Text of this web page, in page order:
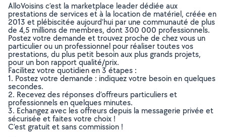
AlloVoisins c’est la marketplace leader dédiée aux
prestations de services et à la location de matériel, créée en
2013 et plébiscitée aujourd’hui par une communauté de plus
de 4,5 millions de membres, dont 300 000 professionnels.
Postez votre demande et trouvez proche de chez vous un
particulier ou un professionnel pour réaliser toutes vos
prestations, du plus petit besoin aux plus grands projets,
pour un bon rapport qualité/prix.
Facilitez votre quotidien en 3 étapes :
1. Postez votre demande : indiquez votre besoin en quelques
secondes.
2. Recevez des réponses d’offreurs particuliers et
professionnels en quelques minutes.
3. Echangez avec les offreurs depuis la messagerie privée et
sécurisée et faites votre choix !
C’est gratuit et sans commission !